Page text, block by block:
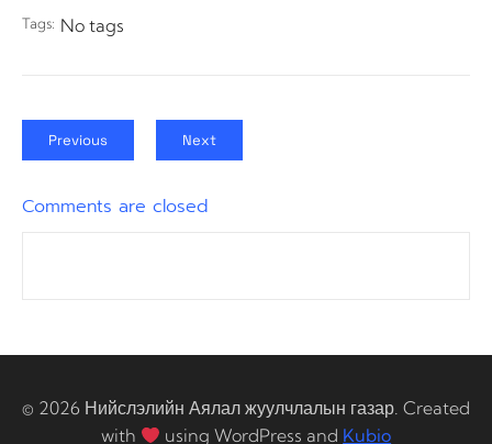
Tags: No tags
Previous Next
Comments are closed
© 2026 Нийслэлийн Аялал жуулчлалын газар. Created
with
using WordPress and Kubio